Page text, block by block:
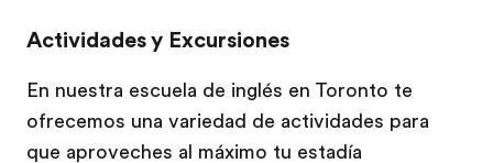
Actividades y Excursiones
En nuestra escuela de inglés en Toronto te
ofrecemos una variedad de actividades para
que aproveches al máximo tu estadía